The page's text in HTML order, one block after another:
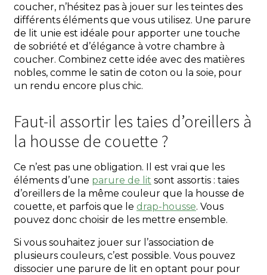
coucher, n’hésitez pas à jouer sur les teintes des
différents éléments que vous utilisez. Une parure
de lit unie est idéale pour apporter une touche
de sobriété et d’élégance à votre chambre à
coucher. Combinez cette idée avec des matières
nobles, comme le satin de coton ou la soie, pour
un rendu encore plus chic.
Faut-il assortir les taies d’oreillers à
la housse de couette ?
Ce n’est pas une obligation. Il est vrai que les
éléments d’une parure de lit sont assortis : taies
d’oreillers de la même couleur que la housse de
couette, et parfois que le drap-housse. Vous
pouvez donc choisir de les mettre ensemble.
Si vous souhaitez jouer sur l’association de
plusieurs couleurs, c’est possible. Vous pouvez
dissocier une parure de lit en optant pour pour